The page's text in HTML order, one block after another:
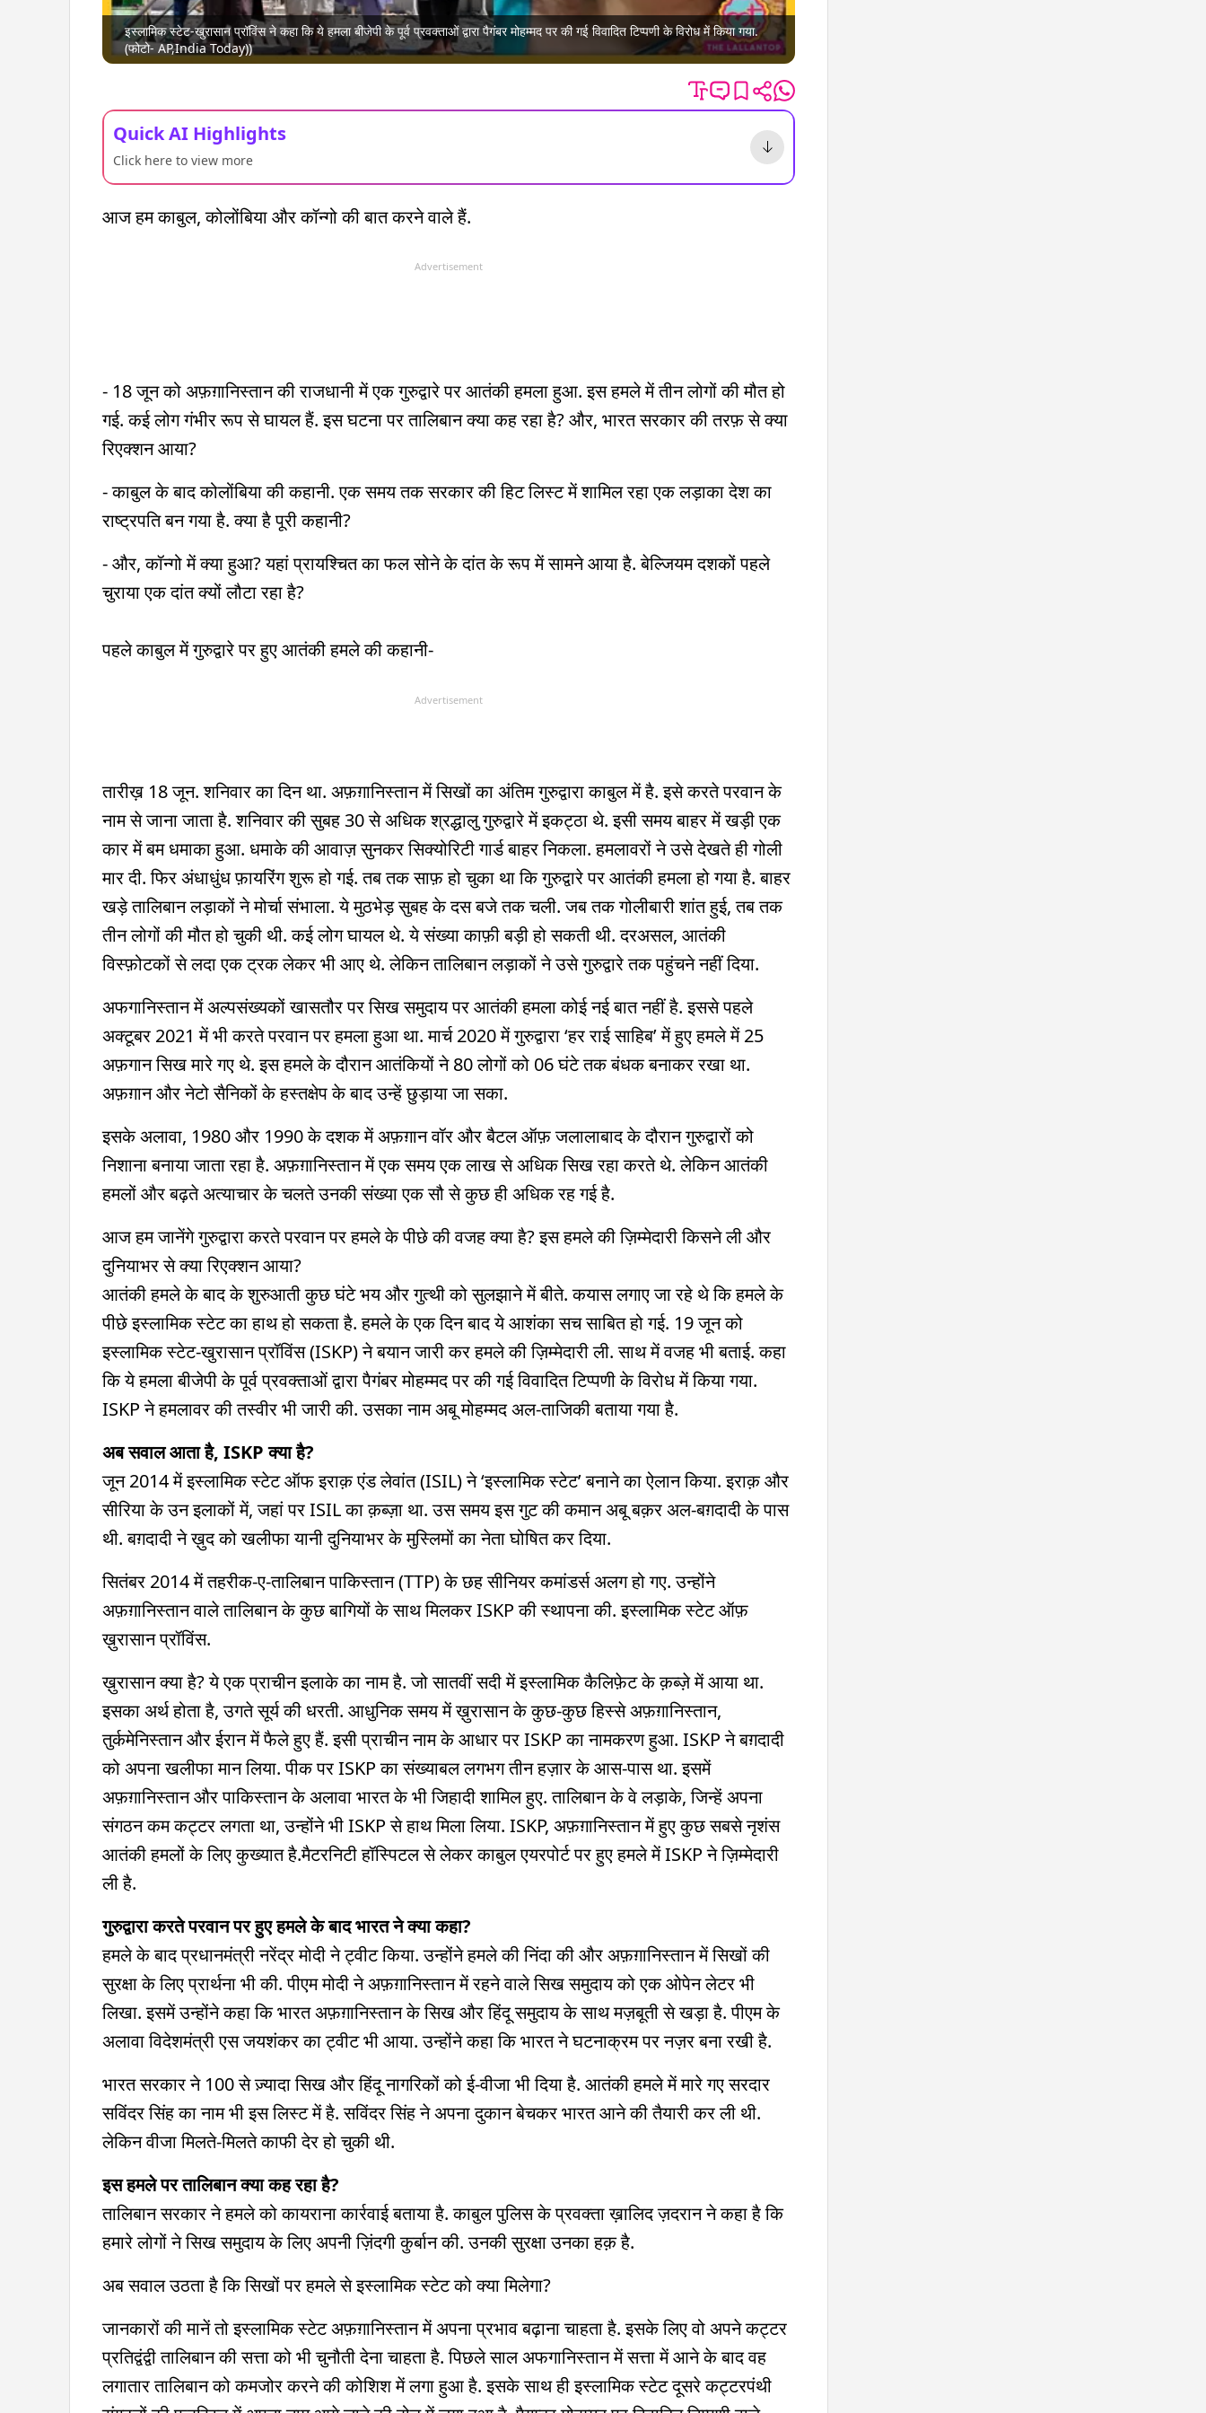
इस्लामिक स्टेट-खुरासान प्रॉविंस ने कहा कि ये हमला बीजेपी के पूर्व प्रवक्ताओं द्वारा पैगंबर मोहम्मद पर की गई विवादित टिप्पणी के विरोध में किया गया.
(फोटो- AP,India Today))
Quick AI Highlights
Click here to view more
आज हम काबुल, कोलोंबिया और कॉन्गो की बात करने वाले हैं.
Advertisement
- 18 जून को अफ़ग़ानिस्तान की राजधानी में एक गुरुद्वारे पर आतंकी हमला हुआ. इस हमले में तीन लोगों की मौत हो
गई. कई लोग गंभीर रूप से घायल हैं. इस घटना पर तालिबान क्या कह रहा है? और, भारत सरकार की तरफ़ से क्या
रिएक्शन आया?
- काबुल के बाद कोलोंबिया की कहानी. एक समय तक सरकार की हिट लिस्ट में शामिल रहा एक लड़ाका देश का
राष्ट्रपति बन गया है. क्या है पूरी कहानी?
- और, कॉन्गो में क्या हुआ? यहां प्रायश्चित का फल सोने के दांत के रूप में सामने आया है. बेल्जियम दशकों पहले
चुराया एक दांत क्यों लौटा रहा है?
पहले काबुल में गुरुद्वारे पर हुए आतंकी हमले की कहानी-
Advertisement
तारीख़ 18 जून. शनिवार का दिन था. अफ़ग़ानिस्तान में सिखों का अंतिम गुरुद्वारा काबुल में है. इसे करते परवान के
नाम से जाना जाता है. शनिवार की सुबह 30 से अधिक श्रद्धालु गुरुद्वारे में इकट्ठा थे. इसी समय बाहर में खड़ी एक
कार में बम धमाका हुआ. धमाके की आवाज़ सुनकर सिक्योरिटी गार्ड बाहर निकला. हमलावरों ने उसे देखते ही गोली
मार दी. फिर अंधाधुंध फ़ायरिंग शुरू हो गई. तब तक साफ़ हो चुका था कि गुरुद्वारे पर आतंकी हमला हो गया है. बाहर
खड़े तालिबान लड़ाकों ने मोर्चा संभाला. ये मुठभेड़ सुबह के दस बजे तक चली. जब तक गोलीबारी शांत हुई, तब तक
तीन लोगों की मौत हो चुकी थी. कई लोग घायल थे. ये संख्या काफ़ी बड़ी हो सकती थी. दरअसल, आतंकी
विस्फ़ोटकों से लदा एक ट्रक लेकर भी आए थे. लेकिन तालिबान लड़ाकों ने उसे गुरुद्वारे तक पहुंचने नहीं दिया.
अफगानिस्तान में अल्पसंख्यकों खासतौर पर सिख समुदाय पर आतंकी हमला कोई नई बात नहीं है. इससे पहले
अक्टूबर 2021 में भी करते परवान पर हमला हुआ था. मार्च 2020 में गुरुद्वारा ‘हर राई साहिब’ में हुए हमले में 25
अफ़गान सिख मारे गए थे. इस हमले के दौरान आतंकियों ने 80 लोगों को 06 घंटे तक बंधक बनाकर रखा था.
अफ़ग़ान और नेटो सैनिकों के हस्तक्षेप के बाद उन्हें छुड़ाया जा सका.
इसके अलावा, 1980 और 1990 के दशक में अफ़ग़ान वॉर और बैटल ऑफ़ जलालाबाद के दौरान गुरुद्वारों को
निशाना बनाया जाता रहा है. अफ़ग़ानिस्तान में एक समय एक लाख से अधिक सिख रहा करते थे. लेकिन आतंकी
हमलों और बढ़ते अत्याचार के चलते उनकी संख्या एक सौ से कुछ ही अधिक रह गई है.
आज हम जानेंगे गुरुद्वारा करते परवान पर हमले के पीछे की वजह क्या है? इस हमले की ज़िम्मेदारी किसने ली और
दुनियाभर से क्या रिएक्शन आया?
आतंकी हमले के बाद के शुरुआती कुछ घंटे भय और गुत्थी को सुलझाने में बीते. कयास लगाए जा रहे थे कि हमले के
पीछे इस्लामिक स्टेट का हाथ हो सकता है. हमले के एक दिन बाद ये आशंका सच साबित हो गई. 19 जून को
इस्लामिक स्टेट-खुरासान प्रॉविंस (ISKP) ने बयान जारी कर हमले की ज़िम्मेदारी ली. साथ में वजह भी बताई. कहा
कि ये हमला बीजेपी के पूर्व प्रवक्ताओं द्वारा पैगंबर मोहम्मद पर की गई विवादित टिप्पणी के विरोध में किया गया.
ISKP ने हमलावर की तस्वीर भी जारी की. उसका नाम अबू मोहम्मद अल-ताजिकी बताया गया है.
अब सवाल आता है, ISKP क्या है?
जून 2014 में इस्लामिक स्टेट ऑफ इराक़ एंड लेवांत (ISIL) ने ‘इस्लामिक स्टेट’ बनाने का ऐलान किया. इराक़ और
सीरिया के उन इलाकों में, जहां पर ISIL का क़ब्ज़ा था. उस समय इस गुट की कमान अबू बक़र अल-बग़दादी के पास
थी. बग़दादी ने ख़ुद को खलीफा यानी दुनियाभर के मुस्लिमों का नेता घोषित कर दिया.
सितंबर 2014 में तहरीक-ए-तालिबान पाकिस्तान (TTP) के छह सीनियर कमांडर्स अलग हो गए. उन्होंने
अफ़ग़ानिस्तान वाले तालिबान के कुछ बागियों के साथ मिलकर ISKP की स्थापना की. इस्लामिक स्टेट ऑफ़
ख़ुरासान प्रॉविंस.
ख़ुरासान क्या है? ये एक प्राचीन इलाके का नाम है. जो सातवीं सदी में इस्लामिक कैलिफ़ेट के क़ब्ज़े में आया था.
इसका अर्थ होता है, उगते सूर्य की धरती. आधुनिक समय में ख़ुरासान के कुछ-कुछ हिस्से अफ़ग़ानिस्तान,
तुर्कमेनिस्तान और ईरान में फैले हुए हैं. इसी प्राचीन नाम के आधार पर ISKP का नामकरण हुआ. ISKP ने बग़दादी
को अपना खलीफा मान लिया. पीक पर ISKP का संख्याबल लगभग तीन हज़ार के आस-पास था. इसमें
अफ़ग़ानिस्तान और पाकिस्तान के अलावा भारत के भी जिहादी शामिल हुए. तालिबान के वे लड़ाके, जिन्हें अपना
संगठन कम कट्टर लगता था, उन्होंने भी ISKP से हाथ मिला लिया. ISKP, अफ़ग़ानिस्तान में हुए कुछ सबसे नृशंस
आतंकी हमलों के लिए कुख्यात है.मैटरनिटी हॉस्पिटल से लेकर काबुल एयरपोर्ट पर हुए हमले में ISKP ने ज़िम्मेदारी
ली है.
गुरुद्वारा करते परवान पर हुए हमले के बाद भारत ने क्या कहा?
हमले के बाद प्रधानमंत्री नरेंद्र मोदी ने ट्वीट किया. उन्होंने हमले की निंदा की और अफ़ग़ानिस्तान में सिखों की
सुरक्षा के लिए प्रार्थना भी की. पीएम मोदी ने अफ़ग़ानिस्तान में रहने वाले सिख समुदाय को एक ओपेन लेटर भी
लिखा. इसमें उन्होंने कहा कि भारत अफ़ग़ानिस्तान के सिख और हिंदू समुदाय के साथ मज़बूती से खड़ा है. पीएम के
अलावा विदेशमंत्री एस जयशंकर का ट्वीट भी आया. उन्होंने कहा कि भारत ने घटनाक्रम पर नज़र बना रखी है.
भारत सरकार ने 100 से ज़्यादा सिख और हिंदू नागरिकों को ई-वीजा भी दिया है. आतंकी हमले में मारे गए सरदार
सविंदर सिंह का नाम भी इस लिस्ट में है. सविंदर सिंह ने अपना दुकान बेचकर भारत आने की तैयारी कर ली थी.
लेकिन वीजा मिलते-मिलते काफी देर हो चुकी थी.
इस हमले पर तालिबान क्या कह रहा है?
तालिबान सरकार ने हमले को कायराना कार्रवाई बताया है. काबुल पुलिस के प्रवक्ता ख़ालिद ज़दरान ने कहा है कि
हमारे लोगों ने सिख समुदाय के लिए अपनी ज़िंदगी कुर्बान की. उनकी सुरक्षा उनका हक़ है.
अब सवाल उठता है कि सिखों पर हमले से इस्लामिक स्टेट को क्या मिलेगा?
जानकारों की मानें तो इस्लामिक स्टेट अफ़ग़ानिस्तान में अपना प्रभाव बढ़ाना चाहता है. इसके लिए वो अपने कट्टर
प्रतिद्वंद्वी तालिबान की सत्ता को भी चुनौती देना चाहता है. पिछले साल अफगानिस्तान में सत्ता में आने के बाद वह
लगातार तालिबान को कमजोर करने की कोशिश में लगा हुआ है. इसके साथ ही इस्लामिक स्टेट दूसरे कट्टरपंथी